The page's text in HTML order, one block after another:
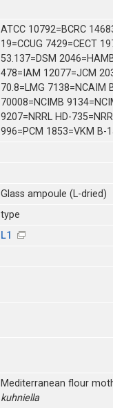
ATCC 10792=BCRC
19=CCUG 7429=CECT
53.137=DSM
478=IAM 12077=JCM
70.8=LMG 7138=NCAIM
70008=NCIMB
9207=NRRL HD-
996=PCM 1853=VKM B-
Glass ampoule (L-dried)
type
L1
Mediterranean flour
kuhniella